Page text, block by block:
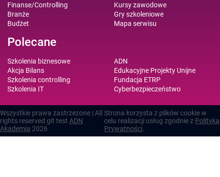
Finanse/Controlling
Branże
Budżet
Kursy zawodowe
Gry szkoleniowe
Mapa serwisu
Polecane
Szkolenia biznesowe
Akcja Bilans
Szkolenia controlling
Szkolenia IT
ADN
Edukacyjne Projekty Unijne
Fundacja ETRP
Cyberbezpieczeństwo
Wszystkie prawa zastrzezone | All
rights reserved git test ADN
Akademia 2026
Strona korzysta z plików cookie w
celu realizacji usług zgodnie z Polityką
Prywatności.